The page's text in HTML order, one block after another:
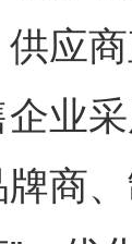
应
业
商